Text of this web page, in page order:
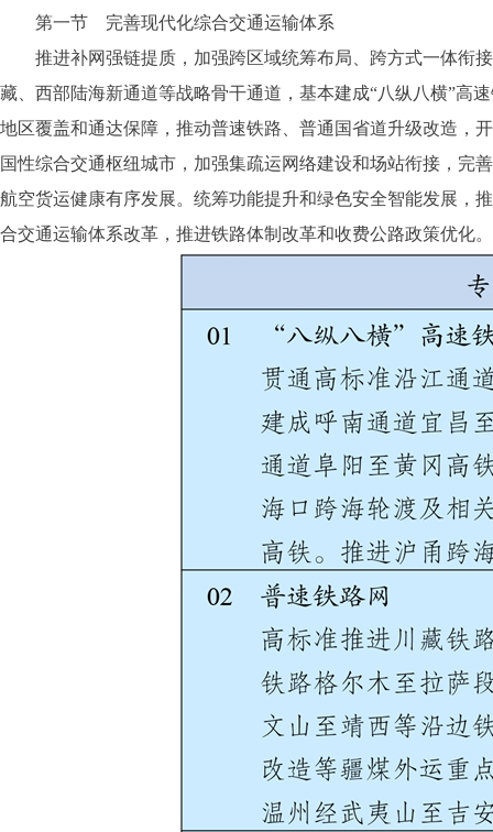
第一节 完善现代化综合交通运输体系
推进补网强链提质，加强跨区域统筹布局、跨方式一体衔接
藏、西部陆海新通道等战略骨干通道，基本建成“八纵八横”高
地区覆盖和通达保障，推动普速铁路、普通国省道升级改造，
国性综合交通枢纽城市，加强集疏运网络建设和场站衔接，完
航空货运健康有序发展。统筹功能提升和绿色安全智能发展，
合交通运输体系改革，推进铁路体制改革和收费公路政策优化。